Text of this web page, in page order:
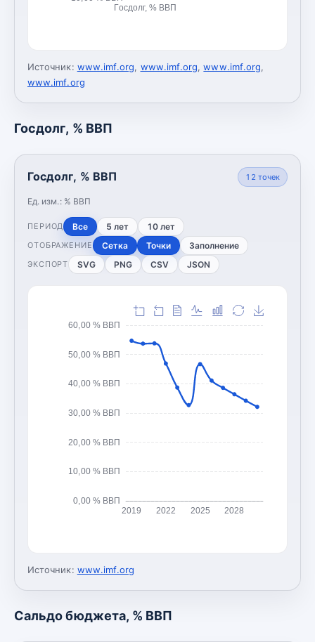
Госдолг, % ВВП
Источник: www.imf.org, www.imf.org,www.imf.org,
www.imf.org
Госдолг, % ВВП
Госдолг, % ВВП
Ед. изм.: % ВВП
12 точек
ПЕРИОД Все 5 лет 10 лет
ОТОБРАЖЕНИЕ Сетка Точки Заполнение
ЭКСПОРТ SVG PNG CSV JSON
0,00 % ВВП
10,00 % ВВП
20,00 % ВВП
30,00 % ВВП
40,00 % ВВП
50,00 % ВВП
60,00 % ВВП
2019 2022 2025 2028
Источник: www.imf.org
Сальдо бюджета, % ВВП